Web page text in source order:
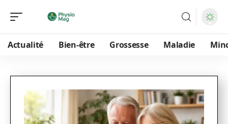
Actualité Bien-être Grossesse Maladie